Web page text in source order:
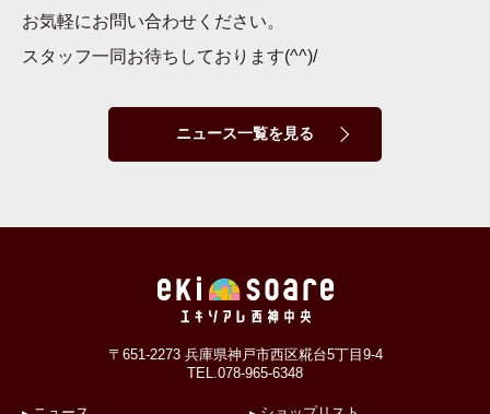
お気軽にお問い合わせください。
スタッフ一同お待ちしております(^^)/
ニュース一覧を見る
〒651-2273 兵庫県神戸市西区糀台5丁目9-4
TEL.078-965-6348